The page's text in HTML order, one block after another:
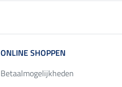
ONLINE SHOPPEN
Betaalmogelijkheden